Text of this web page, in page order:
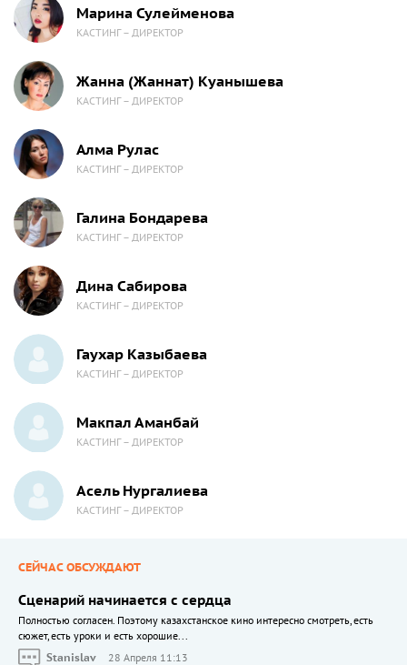
Марина Сулейменова
КАСТИНГ – ДИРЕКТОР
Жанна (Жаннат) Куанышева
КАСТИНГ – ДИРЕКТОР
Алма Рулас
КАСТИНГ – ДИРЕКТОР
Галина Бондарева
КАСТИНГ – ДИРЕКТОР
Дина Сабирова
КАСТИНГ – ДИРЕКТОР
Гаухар Казыбаева
КАСТИНГ – ДИРЕКТОР
Макпал Аманбай
КАСТИНГ – ДИРЕКТОР
Асель Нургалиева
КАСТИНГ – ДИРЕКТОР
СЕЙЧАС ОБСУЖДАЮТ
Сценарий начинается с сердца
Полностью согласен. Поэтому казахстанское кино интересно смотреть, есть
сюжет, есть уроки и есть хорошие...
Stanislav
28 Апреля 11:13